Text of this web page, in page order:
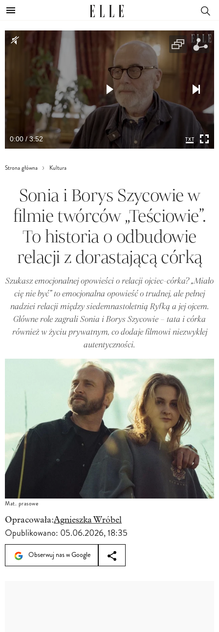
0:00 / 3:52
Strona główna Kultura
Sonia i Borys Szycowie w
filmie twórców „Teściowie”.
To historia o odbudowie
relacji z dorastającą córką
Szukasz emocjonalnej opowieści o relacji ojciec-córka? „Miało
cię nie być” to emocjonalna opowieść o trudnej, ale pełnej
nadziei relacji między siedemnastoletnią Ryfką a jej ojcem.
Główne role zagrali Sonia i Borys Szycowie – tata i córka
również w życiu prywatnym, co dodaje filmowi niezwykłej
autentyczności.
Mat. prasowe
Opracowała:Agnieszka Wróbel
Opublikowano: 05.06.2026, 18:35
Obserwuj nas w Google